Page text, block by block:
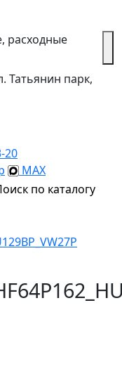
расходные
Татьянин парк,
20
MAX